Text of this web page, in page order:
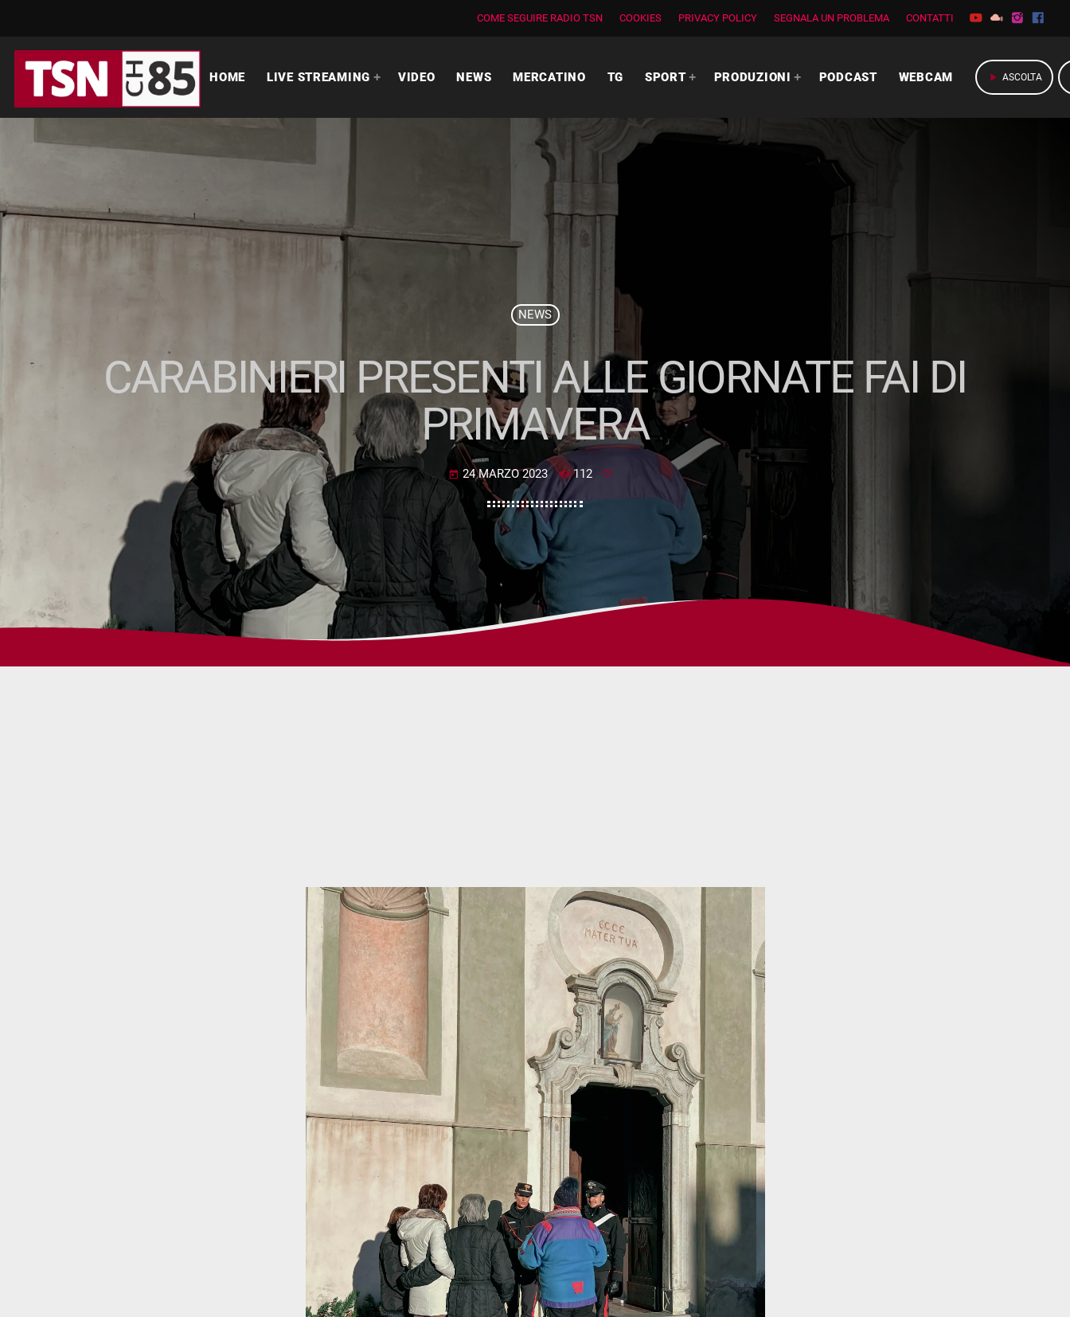
COME SEGUIRE RADIO TSN COOKIES PRIVACY POLICY SEGNALA UN PROBLEMA CONTATTI
HOME LIVE STREAMING VIDEO NEWS MERCATINO TG SPORT PRODUZIONI PODCAST WEBCAM play_arrow ASCOLTA
NEWS
CARABINIERI PRESENTI ALLE GIORNATE FAI DI
PRIMAVERA
today 24 MARZO 2023 112